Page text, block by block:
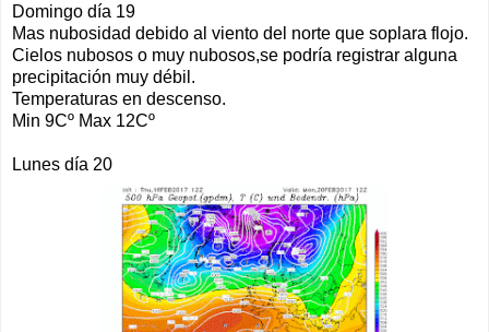
Domingo día 19
Mas nubosidad debido al viento del norte que soplara flojo.
Cielos nubosos o muy nubosos,se podría registrar alguna
precipitación muy débil.
Temperaturas en descenso.
Min 9Cº Max 12Cº
Lunes día 20